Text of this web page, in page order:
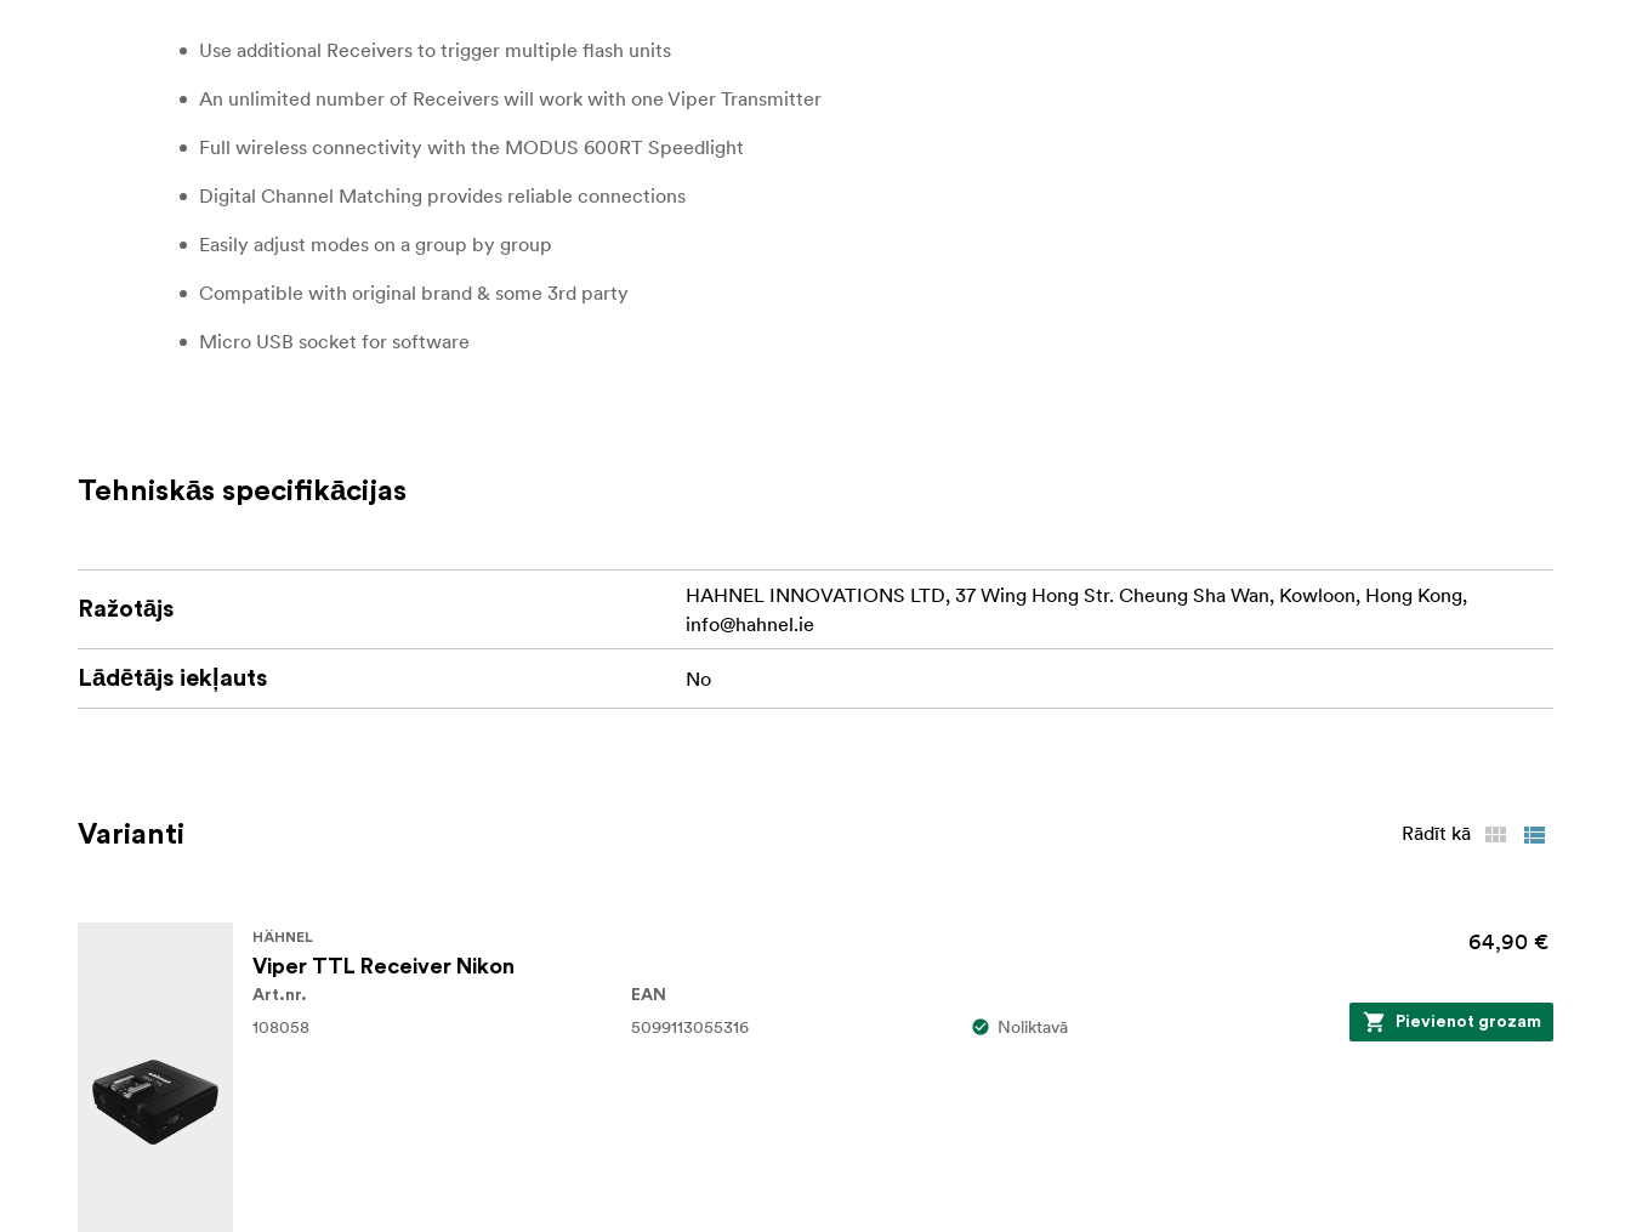
Use additional Receivers to trigger multiple flash units
An unlimited number of Receivers will work with one Viper Transmitter
Full wireless connectivity with the MODUS 600RT Speedlight
Digital Channel Matching provides reliable connections
Easily adjust modes on a group by group
Compatible with original brand & some 3rd party
Micro USB socket for software
Tehniskās specifikācijas
Ražotājs
HAHNEL INNOVATIONS LTD, 37 Wing Hong Str. Cheung Sha Wan, Kowloon, Hong Kong,
info@hahnel.ie
Lādētājs iekļauts No
Varianti Rādīt kā
HÄHNEL
Viper TTL Receiver Nikon
64,90 €
Art.nr.
108058
EAN
5099113055316 Noliktavā Pievienot grozam